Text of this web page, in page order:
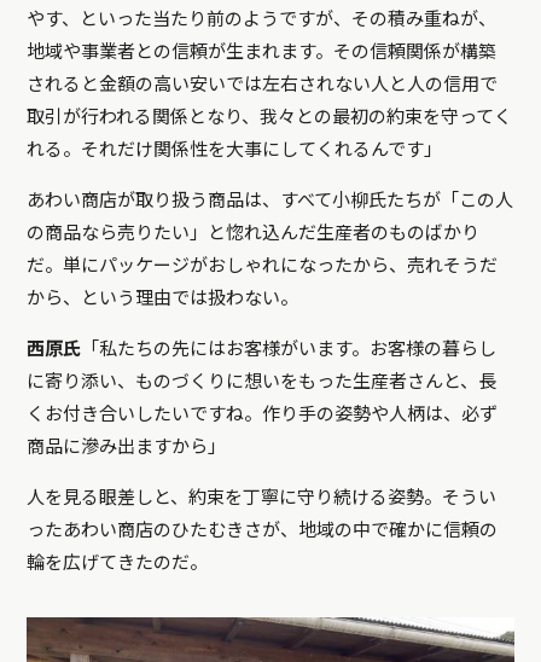
やす、といった当たり前のようですが、その積み重ねが、
地域や事業者との信頼が生まれます。その信頼関係が構築
されると金額の高い安いでは左右されない人と人の信用で
取引が行われる関係となり、我々との最初の約束を守ってく
れる。それだけ関係性を大事にしてくれるんです」
あわい商店が取り扱う商品は、すべて小柳氏たちが「この人
の商品なら売りたい」と惚れ込んだ生産者のものばかり
だ。単にパッケージがおしゃれになったから、売れそうだ
から、という理由では扱わない。
西原氏 「私たちの先にはお客様がいます。お客様の暮らし
に寄り添い、ものづくりに想いをもった生産者さんと、長
くお付き合いしたいですね。作り手の姿勢や人柄は、必ず
商品に滲み出ますから」
人を見る眼差しと、約束を丁寧に守り続ける姿勢。そうい
ったあわい商店のひたむきさが、地域の中で確かに信頼の
輪を広げてきたのだ。